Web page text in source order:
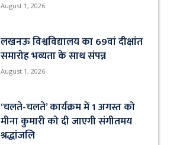
August 1, 2026
लखनऊ विश्वविद्यालय का 69वां दीक्षांत
समारोह भव्यता के साथ संपन्न
August 1, 2026
‘चलते-चलते’ कार्यक्रम में 1 अगस्त को
मीना कुमारी को दी जाएगी संगीतमय
श्रद्धांजलि